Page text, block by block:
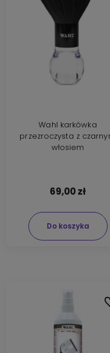
Wahl karkówka
przezroczysta z
włosiem
69,00 zł
Do koszyka